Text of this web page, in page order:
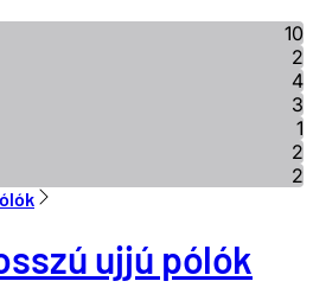
10
2
4
3
1
2
2
ujjú pólók